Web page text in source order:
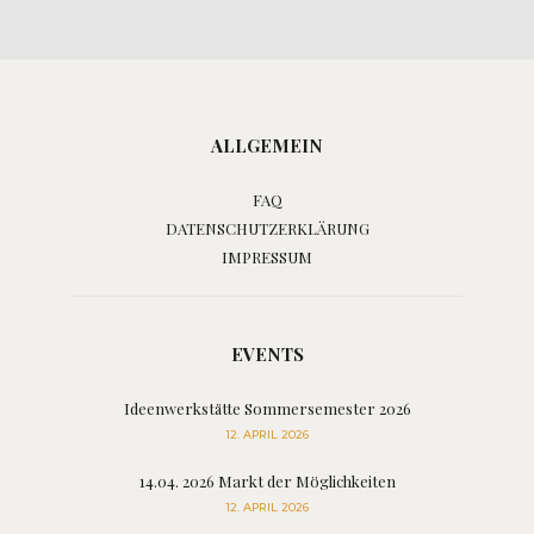
ALLGEMEIN
FAQ
DATENSCHUTZERKLÄRUNG
IMPRESSUM
EVENTS
Ideenwerkstätte Sommersemester 2026
12. APRIL 2026
14.04. 2026 Markt der Möglichkeiten
12. APRIL 2026